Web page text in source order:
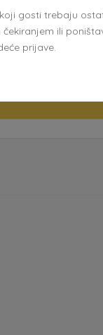
gosti trebaju
ili
prijave.